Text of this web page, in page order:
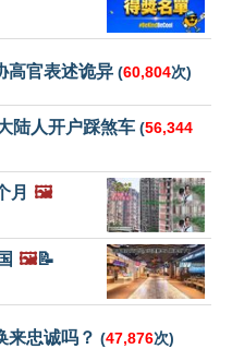
高官表述诡异 (60,804次)
陆人开户踩煞车 (56,344
月 🖼️
🖼️📝
来忠诚吗？ (47,876次)